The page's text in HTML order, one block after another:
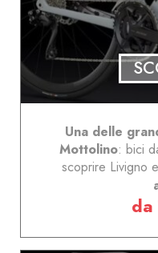
Una delle
Mottolino: bici
scoprire Livigno